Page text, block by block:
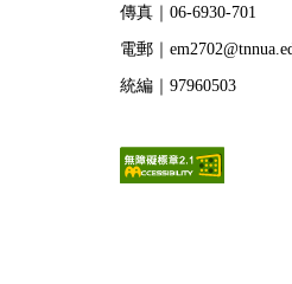
傳真｜06-6930-701
電郵｜
統編｜97960503